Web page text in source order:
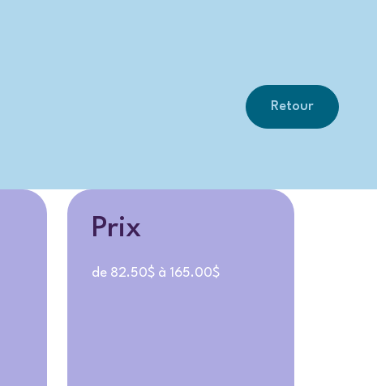
Retour
Prix
de 82.50$ à 165.00$